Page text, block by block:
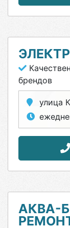
брендов
улица
АКВА-